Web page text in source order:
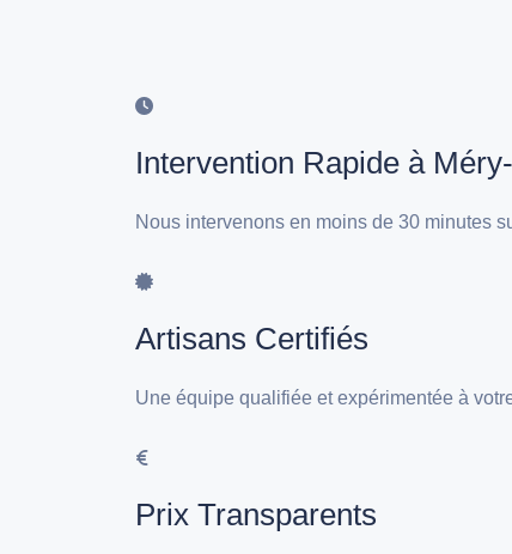
Intervention Rapide à
Nous intervenons en moins de 30 minutes
Artisans Certifiés
Une équipe qualifiée et expérimentée à
Prix Transparents